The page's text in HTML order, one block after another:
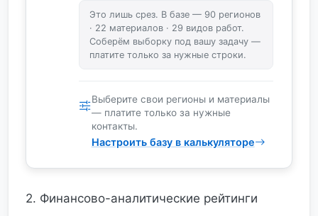
Это лишь срез. В базе — 90 регионов
· 22 материалов · 29 видов работ.
Соберём выборку под вашу задачу —
платите только за нужные строки.
Выберите свои регионы и материалы
— платите только за нужные
контакты.
Настроить базу в калькуляторе
2. Финансово-аналитические рейтинги